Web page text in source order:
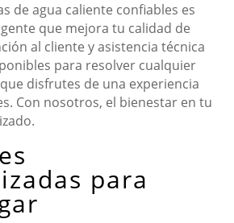
de agua caliente confiables es
que mejora tu calidad de
al cliente y asistencia técnica
para resolver cualquier
disfrutes de una experiencia
Con nosotros, el bienestar en tu
para